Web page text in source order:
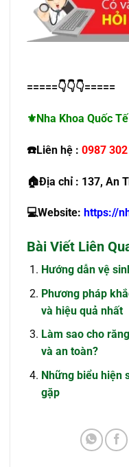
=====👇👇👇=====
⚜️Nha Khoa Quốc
☎️Liên hệ : 0987
🏠Địa chỉ : 137, An
💻Website: https://
Bài Viết Liên
Hướng dẫn vệ
Phương pháp
và hiệu quả nhất
Làm sao cho
và an toàn?
Những biểu hiện
gặp